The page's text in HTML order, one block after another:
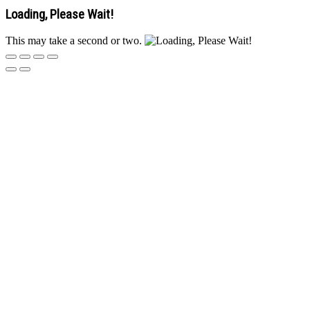
Loading, Please Wait!
This may take a second or two.